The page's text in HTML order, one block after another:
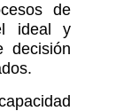
de
ideal y
decisión